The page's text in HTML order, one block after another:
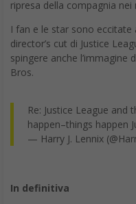
I fan e le star sono eccitate
director’s cut di Justice
spingere anche l’immagine
Bros.
happen–things happen
— Harry J. Lennix
Persino quando non è